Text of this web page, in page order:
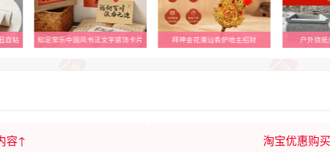
自粘 知足常乐中国风书法文字装饰卡片 拜神金花潮汕香炉地主招财 户外烧
容↑ 淘宝优惠购买